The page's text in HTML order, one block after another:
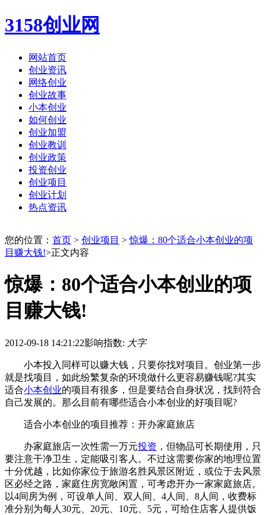
3158创业网
网站首页
创业资讯
网络创业
创业故事
小本创业
如何创业
创业加盟
创业教训
创业政策
投资创业
创业项目
创业计划
热点资讯
您的位置： 首页 > 创业项目 >惊爆：80个适合小本创业的项
目赚大钱!>正文内容
惊爆：80个适合小本创业的项
目赚大钱!
2012-09-18 14:21:22影响指数: 大字
小本投入同样可以赚大钱，只要你找对项目。创业第一步
就是找项目，如此纷繁复杂的环境做什么更容易赚钱呢?其实
适合小本创业的项目有很多，但是要结合自身状况，找到符合
自己发展的。那么目前有哪些适合小本创业的好项目呢?
适合小本创业的项目推荐：开办家庭旅店
办家庭旅店一次性需一万元投资 ，但物品可长期使用，只
要注意干净卫生，定能吸引客人。不过这需要你家的地理位置
十分优越，比如你家位于旅游名胜风景区附近，或位于去风景
区必经之路，家庭住房宽敞闲置，可考虑开办一家家庭旅店。
以4间房为例，可设单人间、双人间、4人间、8人间，收费标
准分别为每人30元、20元、10元、5元，可给住店客人提供饭